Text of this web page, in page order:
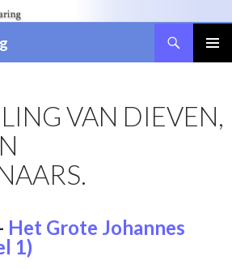
VAN DIEVEN,
Het Grote Johannes
1)